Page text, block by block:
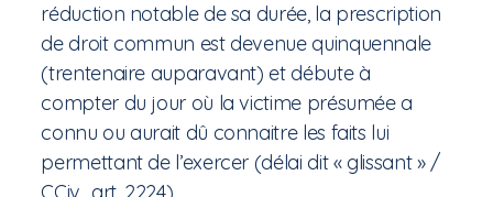
réduction notable de sa durée, la prescription
de droit commun est devenue quinquennale
(trentenaire auparavant) et débute à
compter du jour où la victime présumée a
connu ou aurait dû connaitre les faits lui
permettant de l’exercer (délai dit « glissant » /